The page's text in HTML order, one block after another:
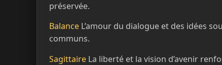
préservée.
Balance L’amour du dialogue et des idées
communs.
Sagittaire La liberté et la vision d’avenir